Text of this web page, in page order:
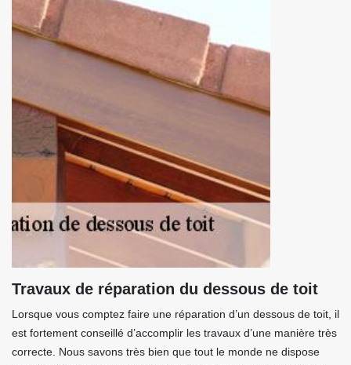
Travaux de réparation du dessous de toit
Lorsque vous comptez faire une réparation d’un dessous de toit, il
est fortement conseillé d’accomplir les travaux d’une manière très
correcte. Nous savons très bien que tout le monde ne dispose